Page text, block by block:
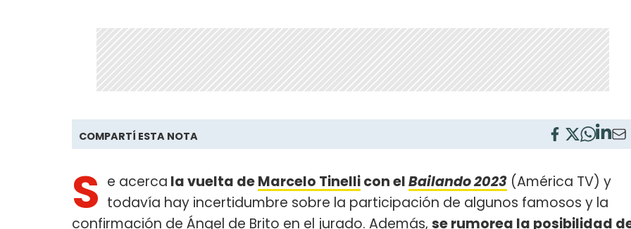
COMPARTÍ ESTA NOTA
S e acerca la vuelta deMarcelo Tinellicon elBailando 2023 (América TV) y
todavía hay incertidumbre sobre la participación de algunos famosos y la
confirmación de Ángel de Brito en el jurado. Además, se rumorea la posibilidad